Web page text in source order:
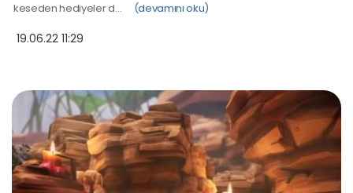
keseden hediyeler d…
(devamını oku)
19.06.22 11:29